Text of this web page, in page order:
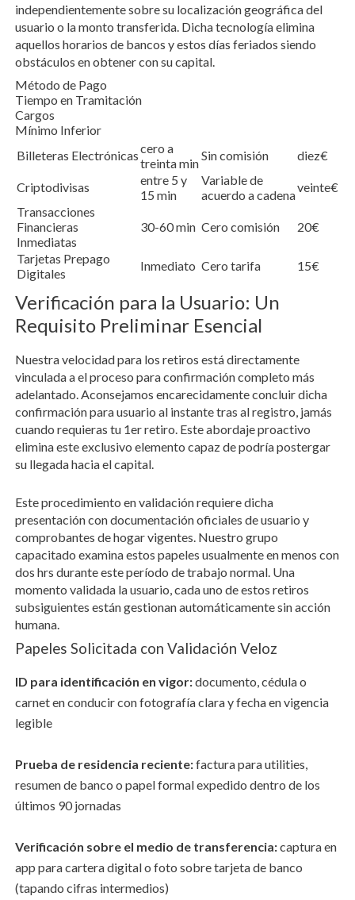
independientemente sobre su localización geográfica del
usuario o la monto transferida. Dicha tecnología elimina
aquellos horarios de bancos y estos días feriados siendo
obstáculos en obtener con su capital.
Método de Pago
Tiempo en Tramitación
Cargos
Mínimo Inferior
Billeteras Electrónicascero a
treinta min
Sin comisión diez€
Criptodivisas
entre 5 y
15 min
Variable de
acuerdo a cadena
veinte€
Transacciones
Financieras
Inmediatas
30-60 min Cero comisión 20€
Tarjetas Prepago
Digitales
Inmediato Cero tarifa 15€
Verificación para la Usuario: Un
Requisito Preliminar Esencial
Nuestra velocidad para los retiros está directamente
vinculada a el proceso para confirmación completo más
adelantado. Aconsejamos encarecidamente concluir dicha
confirmación para usuario al instante tras al registro, jamás
cuando requieras tu 1er retiro. Este abordaje proactivo
elimina este exclusivo elemento capaz de podría postergar
su llegada hacia el capital.
Este procedimiento en validación requiere dicha
presentación con documentación oficiales de usuario y
comprobantes de hogar vigentes. Nuestro grupo
capacitado examina estos papeles usualmente en menos con
dos hrs durante este período de trabajo normal. Una
momento validada la usuario, cada uno de estos retiros
subsiguientes están gestionan automáticamente sin acción
humana.
Papeles Solicitada con Validación Veloz
ID para identificación en vigor:documento, cédula o
carnet en conducir con fotografía clara y fecha en vigencia
legible
Prueba de residencia reciente:factura para utilities,
resumen de banco o papel formal expedido dentro de los
últimos 90 jornadas
Verificación sobre el medio de transferencia:captura en
app para cartera digital o foto sobre tarjeta de banco
(tapando cifras intermedios)